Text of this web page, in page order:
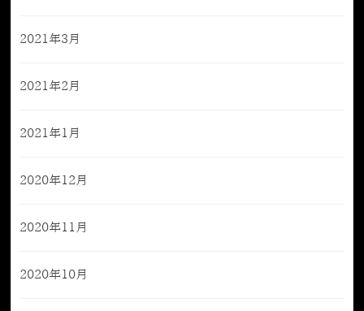
2021年3月
2021年2月
2021年1月
2020年12月
2020年11月
2020年10月